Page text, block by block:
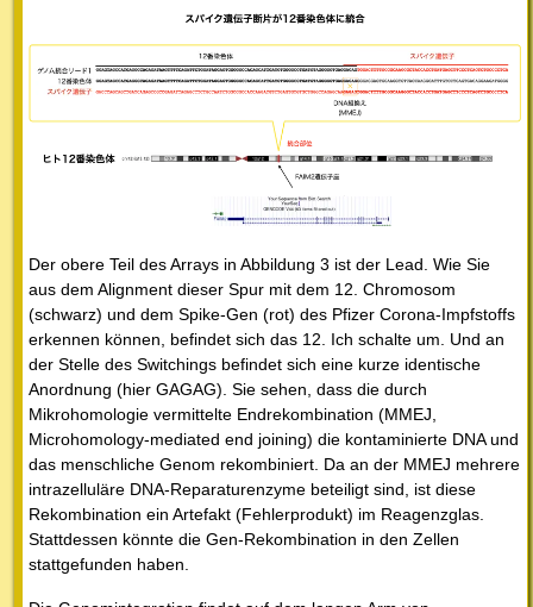
Der obere Teil des Arrays in Abbildung 3 ist der Lead. Wie Sie
aus dem Alignment dieser Spur mit dem 12. Chromosom
(schwarz) und dem Spike-Gen (rot) des Pfizer Corona-Impfstoffs
erkennen können, befindet sich das 12. Ich schalte um. Und an
der Stelle des Switchings befindet sich eine kurze identische
Anordnung (hier GAGAG). Sie sehen, dass die durch
Mikrohomologie vermittelte Endrekombination (MMEJ,
Microhomology-mediated end joining) die kontaminierte DNA und
das menschliche Genom rekombiniert. Da an der MMEJ mehrere
intrazelluläre DNA-Reparaturenzyme beteiligt sind, ist diese
Rekombination ein Artefakt (Fehlerprodukt) im Reagenzglas.
Stattdessen könnte die Gen-Rekombination in den Zellen
stattgefunden haben.